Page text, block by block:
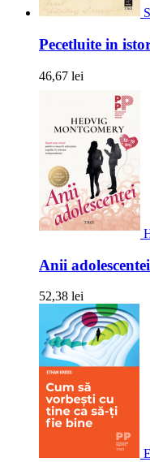
Pecetluite in
46,67 lei
Anii
52,38 lei